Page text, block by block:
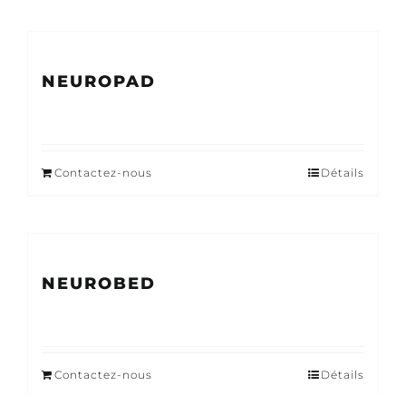
NEUROPAD
Contactez-nous Détails
NEUROBED
Contactez-nous Détails